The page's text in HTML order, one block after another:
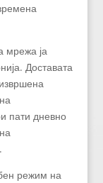
мрежа ја
Доставата
пати дневно
режим на